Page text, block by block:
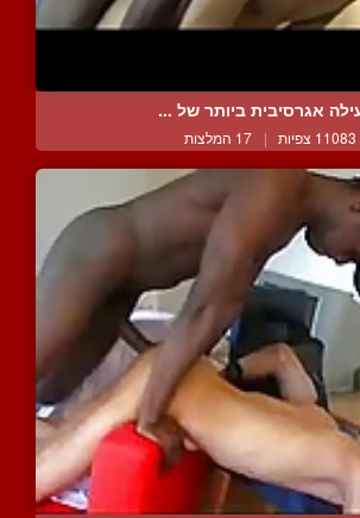
אגרסיבית ביותר של ...
11083 צפיות | 17 המלצות